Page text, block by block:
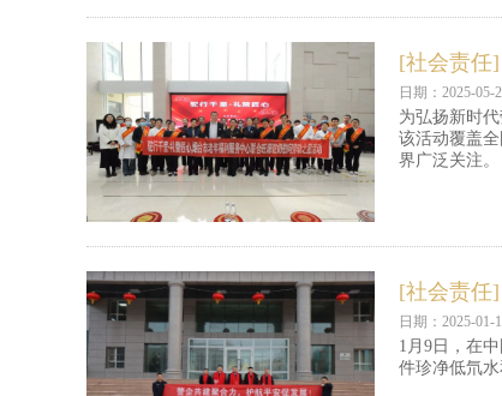
[社会责任]
日期：2025-05-
为弘扬新时
该活动覆盖
界广泛关注。
[社会责任]
日期：2025-01-
1月9日，在
件珍净低氘